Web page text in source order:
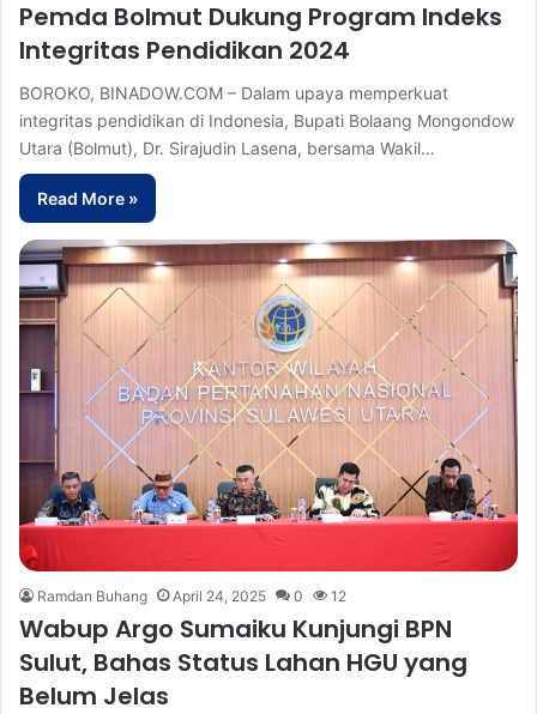
Pemda Bolmut Dukung Program Indeks
Integritas Pendidikan 2024
BOROKO, BINADOW.COM – Dalam upaya memperkuat
integritas pendidikan di Indonesia, Bupati Bolaang Mongondow
Utara (Bolmut), Dr. Sirajudin Lasena, bersama Wakil…
Read More »
Ramdan Buhang April 24, 2025 0 12
Wabup Argo Sumaiku Kunjungi BPN
Sulut, Bahas Status Lahan HGU yang
Belum Jelas